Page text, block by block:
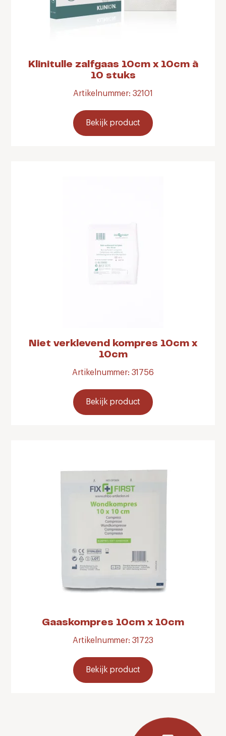
Klinitulle zalfgaas 10cm x 10cm à
10 stuks
Artikelnummer: 32101
Bekijk product
Niet verklevend kompres 10cm x
10cm
Artikelnummer: 31756
Bekijk product
Gaaskompres 10cm x 10cm
Artikelnummer: 31723
Bekijk product